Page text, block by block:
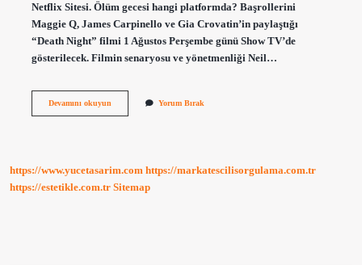
Netflix Sitesi. Ölüm gecesi hangi platformda? Başrollerini
Maggie Q, James Carpinello ve Gia Crovatin’in paylaştığı
“Death Night” filmi 1 Ağustos Perşembe günü Show TV’de
gösterilecek. Filmin senaryosu ve yönetmenliği Neil…
Devamını okuyunKaldı
Yorum Bırak
https://www.yucetasarim.com https://markatescilisorgulama.com.tr
https://estetikle.com.tr Sitemap